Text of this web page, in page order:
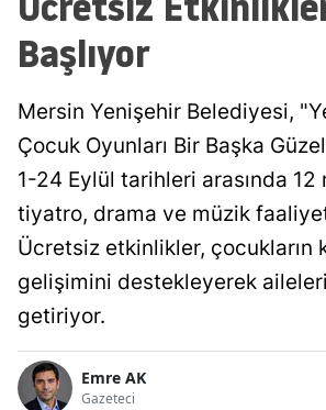
Başlıyor
Mersin Yenişehir Belediyesi,
Çocuk Oyunları Bir Başka
1-24 Eylül tarihleri arasında 12
tiyatro, drama ve müzik
Ücretsiz etkinlikler, çocukların
gelişimini destekleyerek
getiriyor.
Emre AK
Gazeteci